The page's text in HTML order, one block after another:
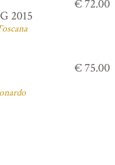
2015
€ 72.00
€ 75.00